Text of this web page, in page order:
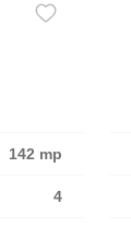
142 mp
4